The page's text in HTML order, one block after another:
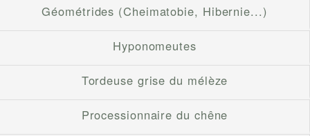
Géométrides (Cheimatobie, Hibernie...)
Hyponomeutes
Tordeuse grise du mélèze
Processionnaire du chêne